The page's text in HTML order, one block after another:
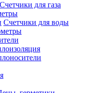
Счетчики для газа
Счетчики для воды